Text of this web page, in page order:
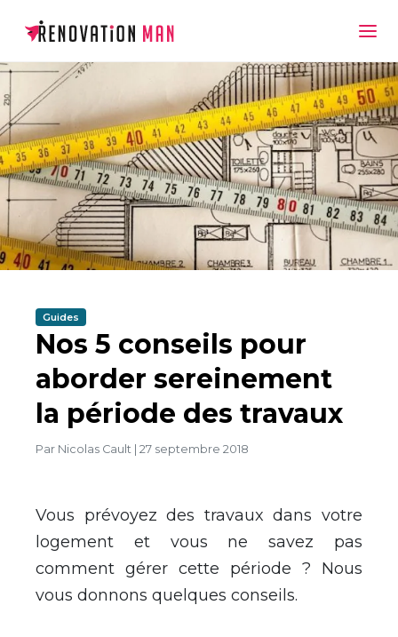
Guides
Nos 5 conseils pour
aborder sereinement
la période des travaux
Par Nicolas Cault 27 septembre 2018
Vous prévoyez des travaux dans votre
logement et vous ne savez pas
comment gérer cette période ? Nous
vous donnons quelques conseils.